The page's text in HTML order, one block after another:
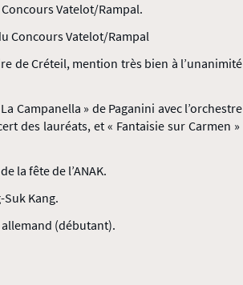
Vatelot/Rampal.
Concours Vatelot/Rampal
de Créteil, mention très bien à l’unanimité
Campanella » de Paganini avec l’orchestre
des lauréats, et « Fantaisie sur Carmen »
la fête de l’ANAK.
Suk Kang.
(débutant).